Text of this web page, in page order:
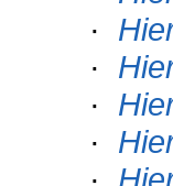
·
·
·
·
·